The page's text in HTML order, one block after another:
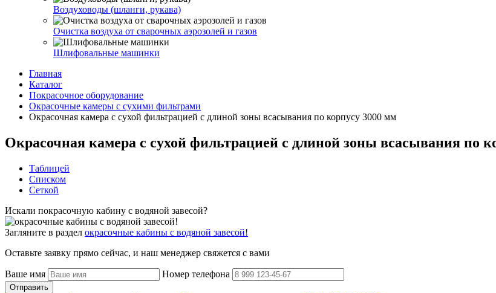
Воздуховоды (шланги, рукава)
Очистка воздуха от сварочных аэрозолей и газов
Шлифовальные машинки
Главная
Каталог
Покрасочное оборудование
Окрасочные камеры с сухими фильтрами
Окрасочная камера с сухой фильтрацией с длиной зоны всасывания по корпусу 3000 мм
Окрасочная камера с сухой фильтрацией с длиной зоны всасывания по
Таблицей
Списком
Сеткой
Искали покрасочную кабину с водяной завесой?
Загляните в раздел окрасочные кабины с водяной завесой!
Оставьте заявку прямо сейчас, и наш менеджер свяжется с вами
Ваше имя Номер телефона
Отправить